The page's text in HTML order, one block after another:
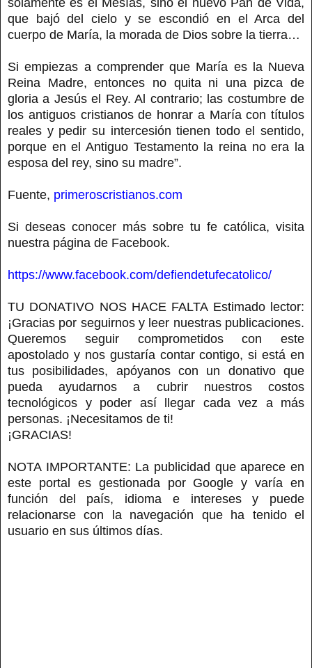
que bajó del cielo y se escondió en el Arca del
cuerpo de María, la morada de Dios sobre la tierra…
Si empiezas a comprender que María es la Nueva
Reina Madre, entonces no quita ni una pizca de
gloria a Jesús el Rey. Al contrario; las costumbre de
los antiguos cristianos de honrar a María con títulos
reales y pedir su intercesión tienen todo el sentido,
porque en el Antiguo Testamento la reina no era la
esposa del rey, sino su madre”.
Fuente, primeroscristianos.com
Si deseas conocer más sobre tu fe católica, visita
nuestra página de Facebook.
https://www.facebook.com/defiendetufecatolico/
TU DONATIVO NOS HACE FALTA Estimado lector:
¡Gracias por seguirnos y leer nuestras publicaciones.
Queremos seguir comprometidos con este
apostolado y nos gustaría contar contigo, si está en
tus posibilidades, apóyanos con un donativo que
pueda ayudarnos a cubrir nuestros costos
tecnológicos y poder así llegar cada vez a más
personas. ¡Necesitamos de ti!
¡GRACIAS!
NOTA IMPORTANTE: La publicidad que aparece en
este portal es gestionada por Google y varía en
función del país, idioma e intereses y puede
relacionarse con la navegación que ha tenido el
usuario en sus últimos días.